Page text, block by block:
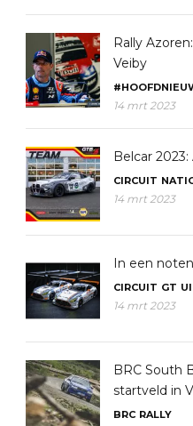
Rally
Veiby
14 mrt 2023
Belcar
CIRCUIT
14 mrt 2023
In een
CIRCUIT GT
14 mrt 2023
BRC South
startveld in
BRC RALLY